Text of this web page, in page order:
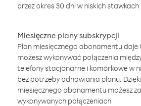
przez okres 30 dni w niskich stawkach
Miesięczne plany subskrypcji
Plan miesięcznego abonamentu daje
możesz wykonywać połączenia
telefony stacjonarne i komórkowe w
bez potrzeby odnawiania planu.
miesięcznego abonamentu możesz
wykonywanych połączeniach